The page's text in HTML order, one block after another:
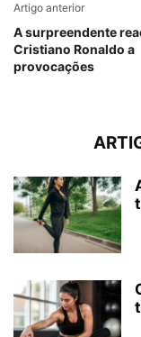
Artigo anterior
A surpreendente
Cristiano Ronaldo a
provocações